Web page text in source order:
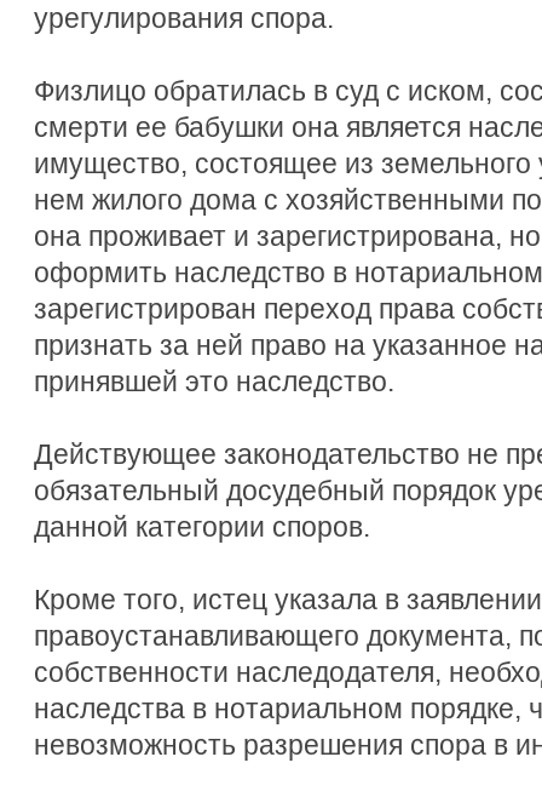
урегулирования спора.
Физлицо обратилась в суд с иском,
смерти ее бабушки она является
имущество, состоящее из земельного
нем жилого дома с хозяйственными
она проживает и зарегистрирована,
оформить наследство в
зарегистрирован переход права
признать за ней право на указанное
принявшей это наследство.
Действующее законодательство не
обязательный досудебный порядок
данной категории споров.
Кроме того, истец указала в
правоустанавливающего документа,
собственности наследодателя,
наследства в нотариальном порядке,
невозможность разрешения спора в